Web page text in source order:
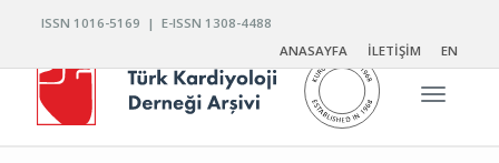
ISSN 1016-5169 | E-ISSN 1308-4488
ANASAYFA
İLETİŞİM EN
Toggle